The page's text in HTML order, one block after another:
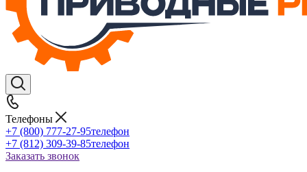
Телефоны
+7 (800) 777-27-95телефон
+7 (812) 309-39-85телефон
Заказать звонок